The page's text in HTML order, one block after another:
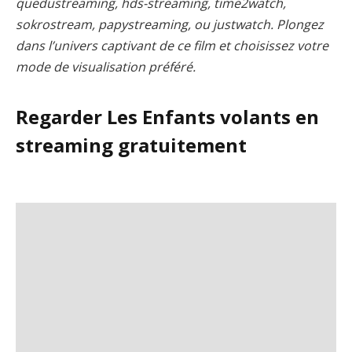
sokrostream, papystreaming, ou justwatch. Plongez
dans l’univers captivant de ce film et choisissez votre
mode de visualisation préféré.
Regarder Les Enfants volants en
streaming gratuitement